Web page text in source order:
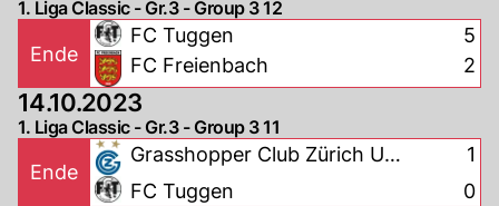
1. Liga Classic - Gr.3 - Group 3 12
Ende
FC Tuggen
FC Freienbach
5
2
14.10.2023
1. Liga Classic - Gr.3 - Group 3 11
Ende
Grasshopper Club Zürich U-
21
FC Tuggen
1
0